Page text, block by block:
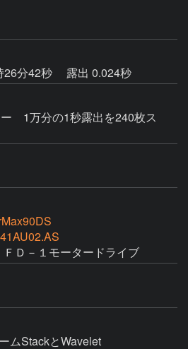
26分42秒
露出 0.024秒
1万分の1秒露出を240枚ス
Ｄ－１モータードライブ
ムStackとWavelet